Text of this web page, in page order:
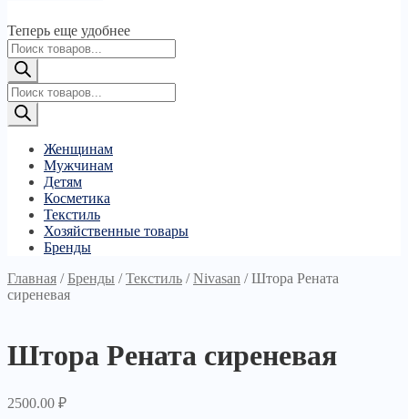
Теперь еще удобнее
Поиск
товаров
Поиск
товаров
Женщинам
Мужчинам
Детям
Косметика
Текстиль
Хозяйственные товары
Бренды
Главная /Бренды /Текстиль /Nivasan /Штора Рената
сиреневая
Штора Рената сиреневая
2500.00 ₽